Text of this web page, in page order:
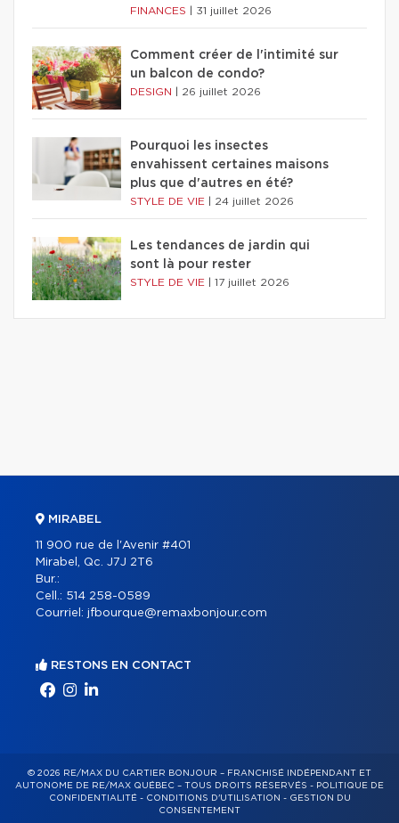
FINANCES 31 juillet 2026
Comment créer de l'intimité sur
un balcon de condo?
DESIGN 26 juillet 2026
Pourquoi les insectes
envahissent certaines maisons
plus que d'autres en été?
STYLE DE VIE 24 juillet 2026
Les tendances de jardin qui
sont là pour rester
STYLE DE VIE 17 juillet 2026
MIRABEL
11 900 rue de l'Avenir #401
Mirabel, Qc. J7J 2T6
Bur.:
Cell.: 514 258-0589
Courriel: jfbourque@remaxbonjour.com
RESTONS EN CONTACT
© 2026 RE/MAX DU CARTIER BONJOUR – FRANCHISÉ INDÉPENDANT ET
AUTONOME DE RE/MAX QUÉBEC – TOUS DROITS RÉSERVÉS - POLITIQUE DE
CONFIDENTIALITÉ- CONDITIONS D'UTILISATION - GESTION DU
CONSENTEMENT